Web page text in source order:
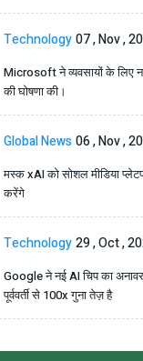
Technology07 , Nov ,
Microsoft ने व्यवसायों के लिए
की घोषणा की।
Global News06 , Nov ,
मस्क xAI को सोशल मीडिया
करेंगे
Technology29 , Oct ,
Google ने नई AI चिप का
पूर्ववर्ती से 100x गुना तेज़ है